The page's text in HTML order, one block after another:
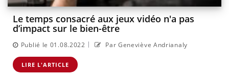
Le temps consacré aux jeux vidéo n'a pas
d’impact sur le bien-être
Publié le 01.08.2022 | Par Geneviève Andrianaly
LIRE L'ARTICLE